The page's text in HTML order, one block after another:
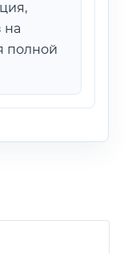
на
полной